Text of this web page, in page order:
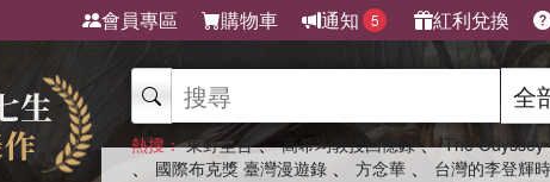
會員專區 購物車 通知 5 紅利兌換
熱搜： 東野圭吾 、 高希均教授回憶錄 、 The Odyssey
、 國際布克獎 臺灣漫遊錄 、 方念華 、 台灣的李登輝